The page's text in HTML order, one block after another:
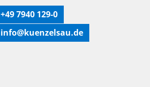
+49 7940 129-0
info@kuenzelsau.de